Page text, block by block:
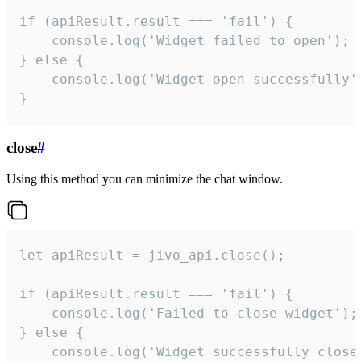
if (apiResult.result === 'fail') {
    console.log('Widget failed to open');
} else {
console.log('Widget open
}
close#
Using this method you can minimize the chat window.
let apiResult = jivo_api.close();
if (apiResult.result === 'fail') {
    console.log('Failed to close widget');
} else {
console.log('Widget successfully